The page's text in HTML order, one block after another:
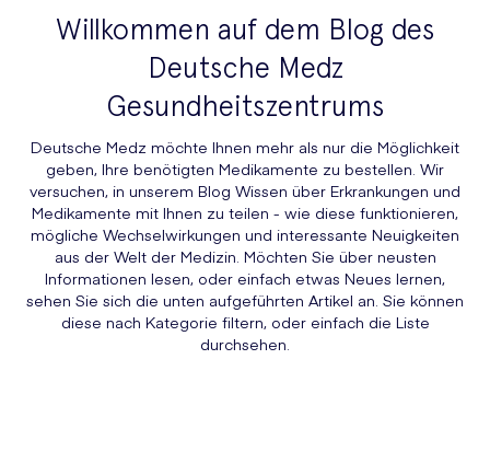
Willkommen auf dem Blog des
Deutsche Medz
Gesundheitszentrums
Deutsche Medz möchte Ihnen mehr als nur die Möglichkeit
geben, Ihre benötigten Medikamente zu bestellen. Wir
versuchen, in unserem Blog Wissen über Erkrankungen und
Medikamente mit Ihnen zu teilen - wie diese funktionieren,
mögliche Wechselwirkungen und interessante Neuigkeiten
aus der Welt der Medizin. Möchten Sie über neusten
Informationen lesen, oder einfach etwas Neues lernen,
sehen Sie sich die unten aufgeführten Artikel an. Sie können
diese nach Kategorie filtern, oder einfach die Liste
durchsehen.